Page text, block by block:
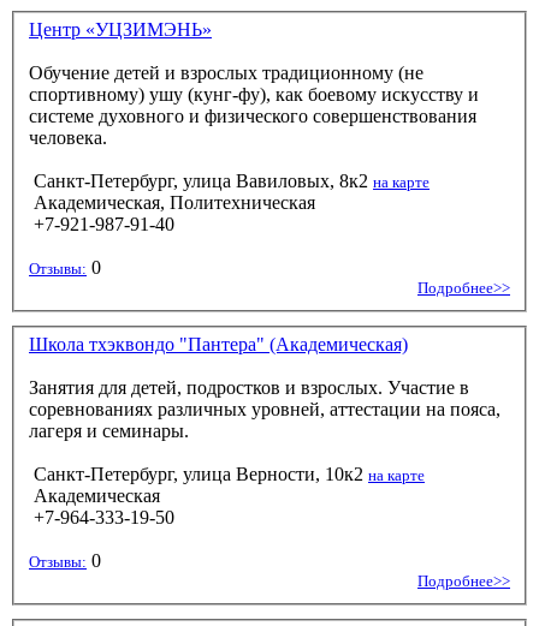
Центр «УЦЗИМЭНЬ»
Обучение детей и взрослых традиционному (не
спортивному) ушу (кунг-фу), как боевому искусству и
системе духовного и физического совершенствования
человека.
Санкт-Петербург, улица Вавиловых, 8к2 на карте
Академическая, Политехническая
+7-921-987-91-40
Отзывы: 0
Подробнее>>
Школа тхэквондо "Пантера" (Академическая)
Занятия для детей, подростков и взрослых. Участие в
соревнованиях различных уровней, аттестации на пояса,
лагеря и семинары.
Санкт-Петербург, улица Верности, 10к2 на карте
Академическая
+7-964-333-19-50
Отзывы: 0
Подробнее>>